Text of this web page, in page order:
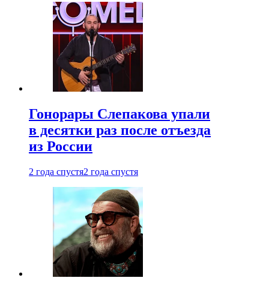
Гонорары Слепакова упали
в десятки раз после отъезда
из России
2 года спустя2 года спустя